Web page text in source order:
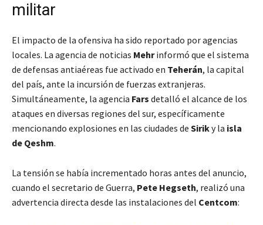
militar
El impacto de la ofensiva ha sido reportado por agencias
locales. La agencia de noticias Mehrinformó que el sistema
de defensas antiaéreas fue activado en Teherán, la capital
del país, ante la incursión de fuerzas extranjeras.
Simultáneamente, la agencia Fars detalló el alcance de los
ataques en diversas regiones del sur, específicamente
mencionando explosiones en las ciudades de Siriky la isla
de Qeshm.
La tensión se había incrementado horas antes del anuncio,
cuando el secretario de Guerra, Pete Hegseth, realizó una
advertencia directa desde las instalaciones del Centcom: